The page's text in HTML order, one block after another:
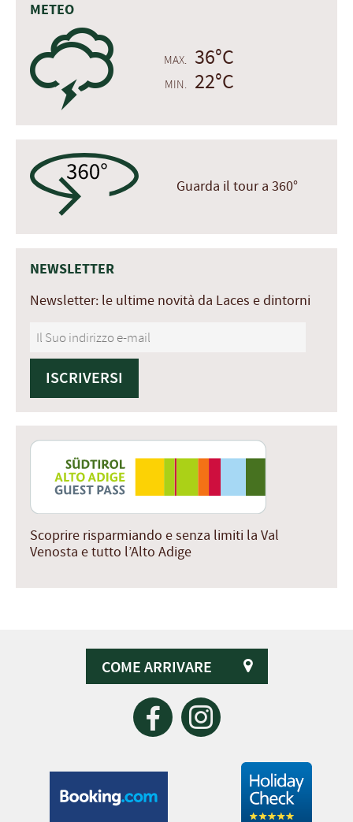
METEO
0 MAX. 36°C
MIN. 22°C
Guarda il tour a 360°
NEWSLETTER
Newsletter: le ultime novità da Laces e dintorni
Scoprire risparmiando e senza limiti la Val
Venosta e tutto l’Alto Adige
COME ARRIVARE